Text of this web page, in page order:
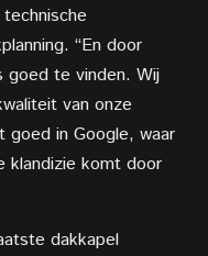
“En door
goed te vinden. Wij
van onze
in Google, waar
klandizie komt door
dakkapel